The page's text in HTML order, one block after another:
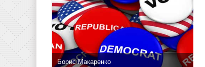
Борис Макаренко